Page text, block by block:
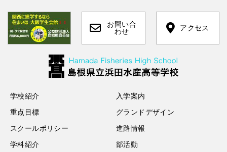
お問い合
わせ
アクセス
学校紹介
入学案内
重点目標
グランドデザイン
スクールポリシー
進路情報
学科紹介
部活動